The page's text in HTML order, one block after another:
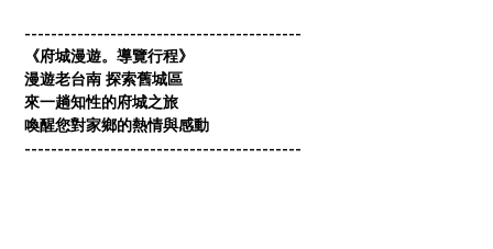
------------------------------------------
《府城漫遊。導覽行程》
漫遊老台南 探索舊城區
來一趟知性的府城之旅
喚醒您對家鄉的熱情與感動
------------------------------------------